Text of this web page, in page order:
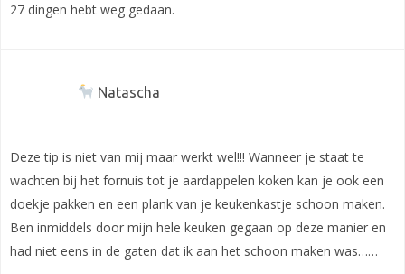
27 dingen hebt weg gedaan.
Natascha
Deze tip is niet van mij maar werkt wel!!! Wanneer je staat te
wachten bij het fornuis tot je aardappelen koken kan je ook een
doekje pakken en een plank van je keukenkastje schoon maken.
Ben inmiddels door mijn hele keuken gegaan op deze manier en
had niet eens in de gaten dat ik aan het schoon maken was……